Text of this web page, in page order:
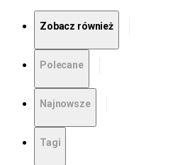
Zobacz również
Polecane
Najnowsze
Tagi